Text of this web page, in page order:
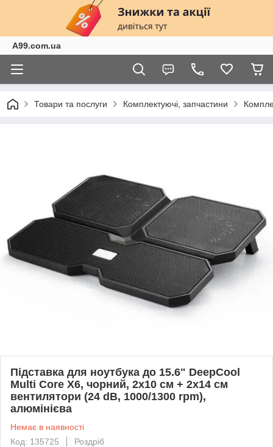
A99.com.ua
Товари та послуги Комплектуючі, запчастини
Підставка для ноутбука до 15.6" DeepCool
Multi Core X6, чорний, 2x10 см + 2x14 см
вентилятори (24 dB, 1000/1300 rpm),
алюмінієва
Немає в наявності
Код: 135725
Роздріб